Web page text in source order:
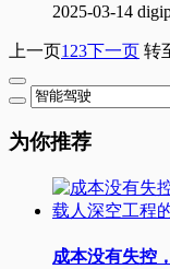
2025-03-14
上一页1 23下一页 转
为你推荐
成本没有失控